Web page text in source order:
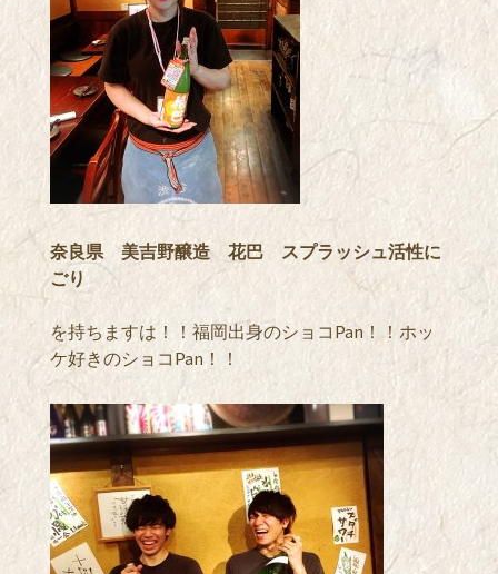
奈良県 美吉野醸造 花巴 スプラッシュ活性に
ごり
を持ちますは！！福岡出身のショコPan！！ホッ
ケ好きのショコPan！！